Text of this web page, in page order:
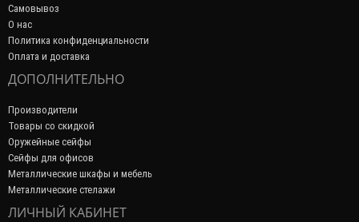
Самовывоз
О нас
Политика конфиденциальности
Оплата и доставка
ДОПОЛНИТЕЛЬНО
Производители
Товары со скидкой
Оружейные сейфы
Сейфы для офисов
Металлические шкафы и мебель
Металлические стелажи
ЛИЧНЫЙ КАБИНЕТ